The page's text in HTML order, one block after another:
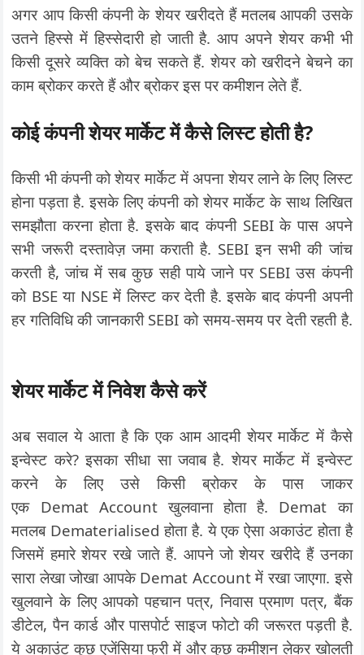
अगर आप किसी कंपनी के शेयर खरीदते हैं मतलब आपकी उसके
उतने हिस्से में हिस्सेदारी हो जाती है. आप अपने शेयर कभी भी
किसी दूसरे व्यक्ति को बेच सकते हैं. शेयर को खरीदने बेचने का
काम ब्रोकर करते हैं और ब्रोकर इस पर कमीशन लेते हैं.
कोई कंपनी शेयर मार्केट में कैसे लिस्ट होती है?
किसी भी कंपनी को शेयर मार्केट में अपना शेयर लाने के लिए लिस्ट
होना पड़ता है. इसके लिए कंपनी को शेयर मार्केट के साथ लिखित
समझौता करना होता है. इसके बाद कंपनी SEBI के पास अपने
सभी जरूरी दस्तावेज़ जमा कराती है. SEBI इन सभी की जांच
करती है, जांच में सब कुछ सही पाये जाने पर SEBI उस कंपनी
को BSE या NSE में लिस्ट कर देती है. इसके बाद कंपनी अपनी
हर गतिविधि की जानकारी SEBI को समय-समय पर देती रहती है.
शेयर मार्केट में निवेश कैसे करें
अब सवाल ये आता है कि एक आम आदमी शेयर मार्केट में कैसे
इन्वेस्ट करे? इसका सीधा सा जवाब है. शेयर मार्केट में इन्वेस्ट
करने के लिए उसे किसी ब्रोकर के पास जाकर
एक Demat Account खुलवाना होता है. Demat का
मतलब Dematerialised होता है. ये एक ऐसा अकाउंट होता है
जिसमें हमारे शेयर रखे जाते हैं. आपने जो शेयर खरीदे हैं उनका
सारा लेखा जोखा आपके Demat Account में रखा जाएगा. इसे
खुलवाने के लिए आपको पहचान पत्र, निवास प्रमाण पत्र, बैंक
डीटेल, पैन कार्ड और पासपोर्ट साइज फोटो की जरूरत पड़ती है.
ये अकाउंट कुछ एजेंसिया फ्री में और कुछ कमीशन लेकर खोलती